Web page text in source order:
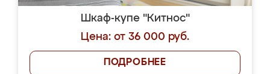
Шкаф-купе "Китнос"
Цена: от 36 000 руб.
ПОДРОБНЕЕ